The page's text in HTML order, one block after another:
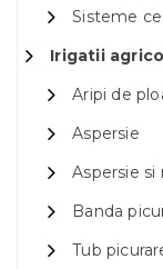
Sisteme
Irigatii
Aripi de
Aspersie
Aspersie si
Banda
Tub